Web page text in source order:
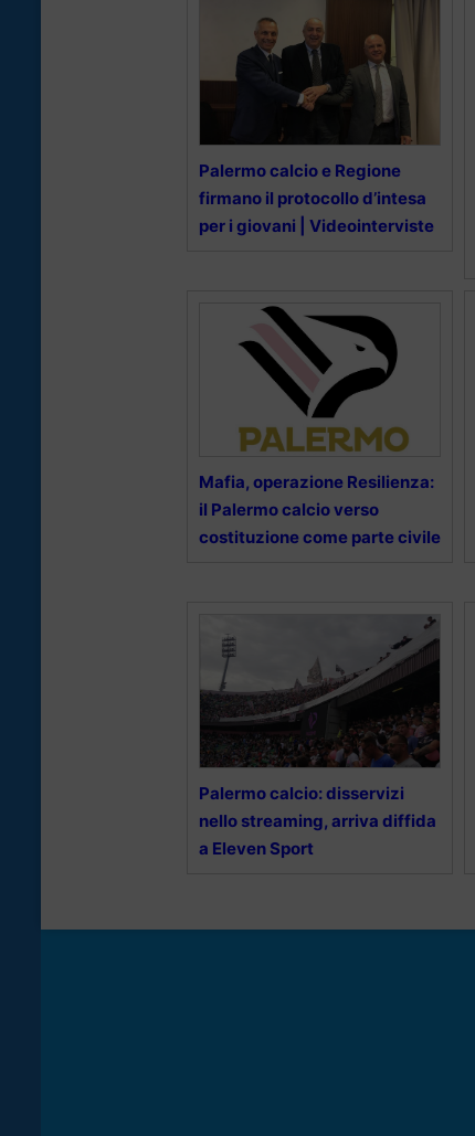
Palermo calcio e Regione
firmano il protocollo d’intesa
per i giovani | Videointerviste
Mafia, operazione Resilienza:
il Palermo calcio verso
costituzione come parte civile
Palermo calcio: disservizi
nello streaming, arriva diffida
a Eleven Sport